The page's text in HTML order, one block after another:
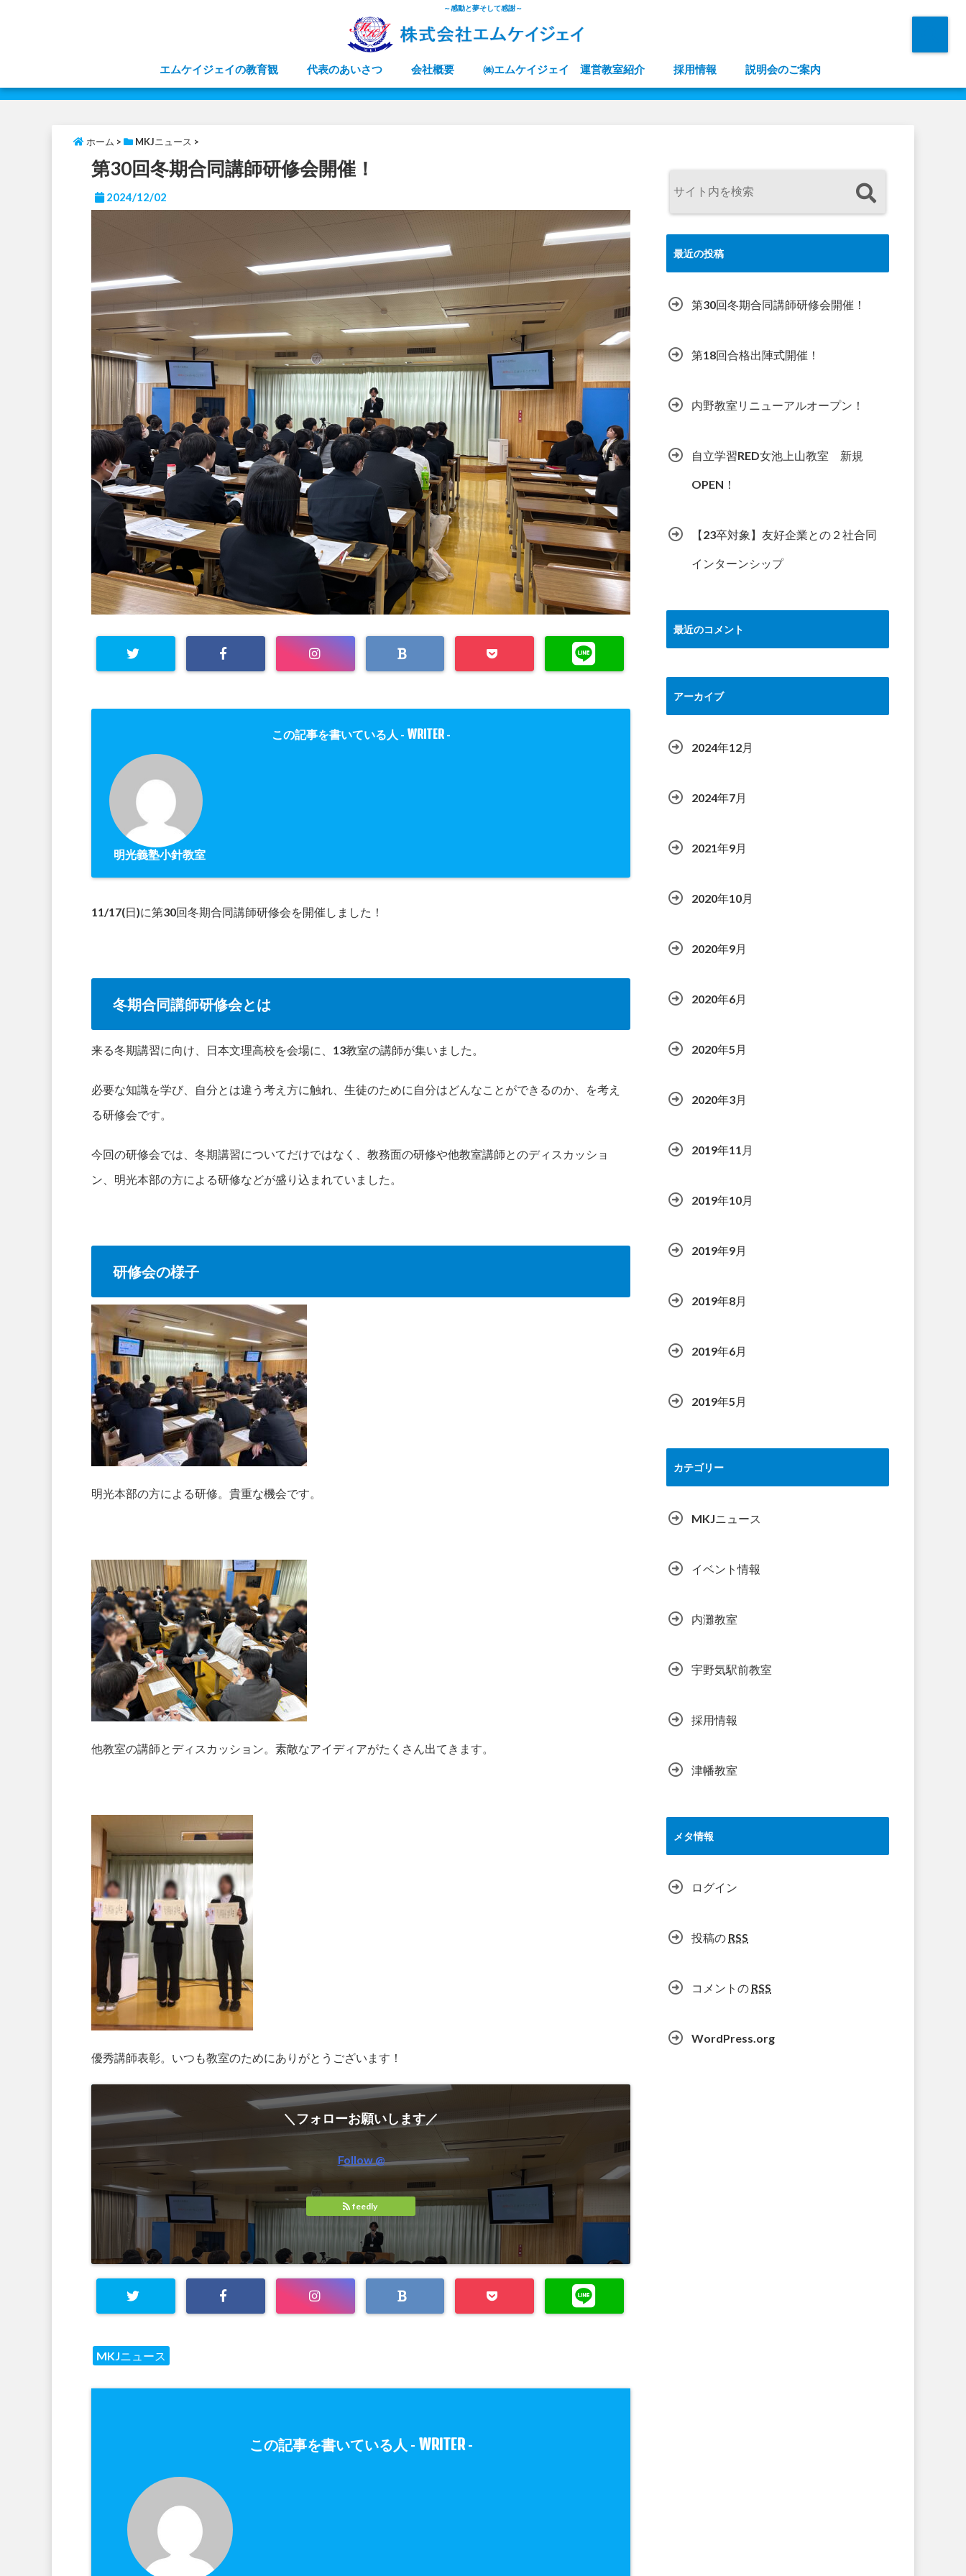
～感動と夢そして感謝～
エムケイジェイの教育観 代表のあいさつ 会社概要 ㈱エムケイジェイ 運営教室紹介 採用情報 説明会のご案内
ホーム > MKJニュース >
第30回冬期合同講師研修会開催！
2024/12/02
この記事を書いている人 - WRITER-
明光義塾小針教室
11/17(日)に第30回冬期合同講師研修会を開催しました！
冬期合同講師研修会とは
来る冬期講習に向け、日本文理高校を会場に、13教室の講師が集いました。
必要な知識を学び、自分とは違う考え方に触れ、生徒のために自分はどんなことができるのか、を考え
る研修会です。
今回の研修会では、冬期講習についてだけではなく、教務面の研修や他教室講師とのディスカッショ
ン、明光本部の方による研修などが盛り込まれていました。
研修会の様子
明光本部の方による研修。貴重な機会です。
他教室の講師とディスカッション。素敵なアイディアがたくさん出てきます。
優秀講師表彰。いつも教室のためにありがとうございます！
＼フォローお願いします／
Follow @
feedly
MKJニュース
この記事を書いている人 - WRITER-
最近の投稿
第30回冬期合同講師研修会開催！
第18回合格出陣式開催！
内野教室リニューアルオープン！
自立学習RED女池上山教室 新規
OPEN！
【23卒対象】友好企業との２社合同
インターンシップ
最近のコメント
アーカイブ
2024年12月
2024年7月
2021年9月
2020年10月
2020年9月
2020年6月
2020年5月
2020年3月
2019年11月
2019年10月
2019年9月
2019年8月
2019年6月
2019年5月
カテゴリー
MKJニュース
イベント情報
内灘教室
宇野気駅前教室
採用情報
津幡教室
メタ情報
ログイン
投稿の RSS
コメントの RSS
WordPress.org